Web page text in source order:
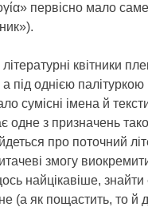
первісно мало
квітники
під однією палітуркою
сумісні імена й
одне з призначень
про поточний
змогу
найцікавіше, знайти
(а як пощастить, то й